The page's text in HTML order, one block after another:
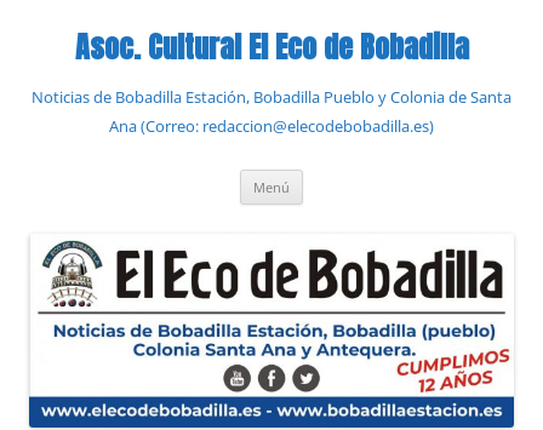
contenidoAsoc. Cultural El Eco de Bobadilla
Noticias de Bobadilla Estación, Bobadilla Pueblo y Colonia de Santa
Ana (Correo: redaccion@elecodebobadilla.es)
Menú